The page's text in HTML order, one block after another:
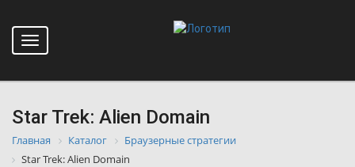
Toggle
navigation
Star Trek: Alien Domain
Главная Каталог
Браузерные стратегии
Star Trek: Alien Domain